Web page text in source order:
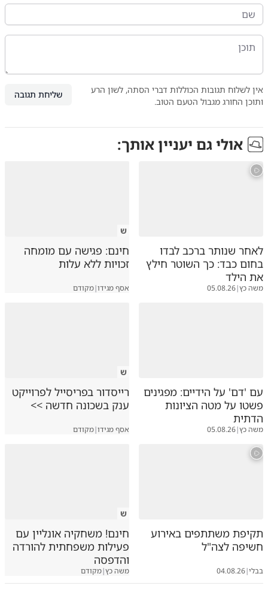
אין לשלוח תגובות הכוללות דברי הסתה, לשון הרע
ותוכן החורג מגבול הטעם הטוב.
שליחת תגובה
אולי גם יעניין אותך:
לאחר שנותר ברכב לבדו
בחום כבד: כך השוטר חילץ
את הילד
משה כץ|
05.08.26
ש
חינם: פגישה עם מומחה
זכויות ללא עלות
אסף מגידו|מקודם
עם 'דם' על הידיים: מפגינים
פשטו על מטה הציונות
הדתית
משה כץ|
05.08.26
ש
רייסדור בפריסייל לפרוייקט
ענק בשכונה חדשה >>
אסף מגידו|מקודם
תקיפת משתתפים באירוע
חשיפה לצה"ל
בבלי|
04.08.26
ש
חינם! משחקיה אונליין עם
פעילות משפחתית להורדה
והדפסה
משה כץ|מקודם